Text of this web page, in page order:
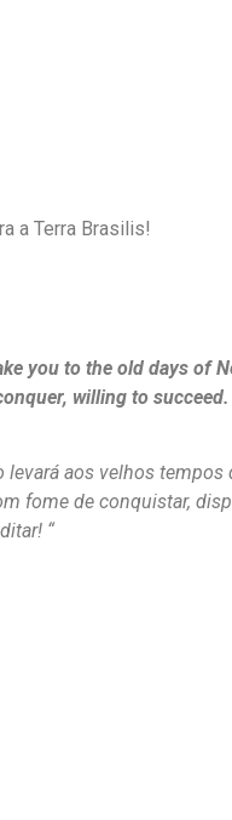
a Terra Brasilis!
you to the old days
willing to
levará aos velhos
fome de conquistar,
“